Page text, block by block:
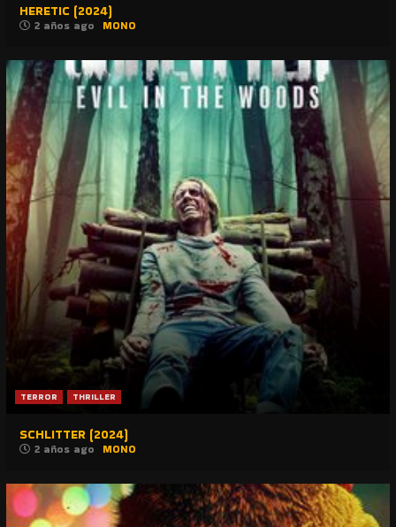
HERETIC (2024)
2 años ago MONO
TERROR THRILLER
SCHLITTER (2024)
2 años ago MONO